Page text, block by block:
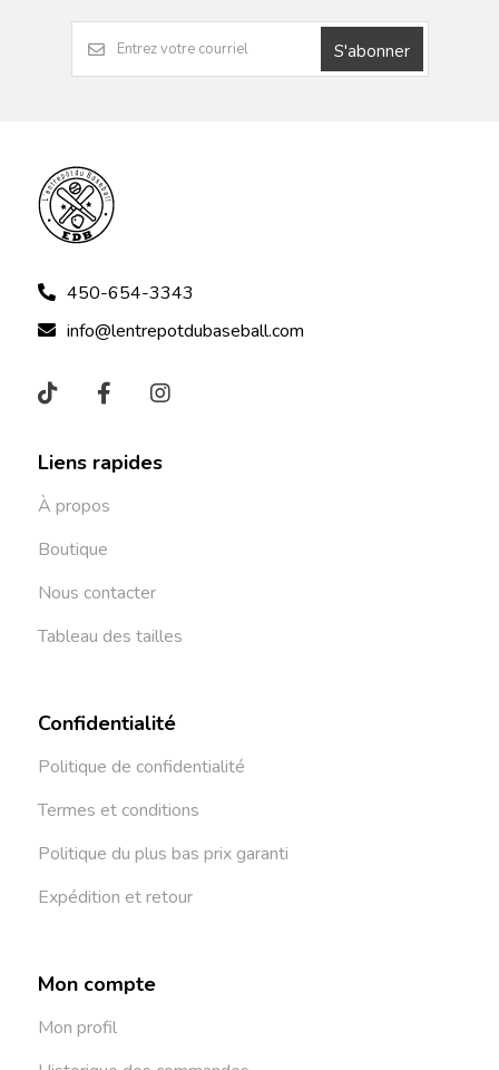
S'abonner
450-654-3343
info@lentrepotdubaseball.com
Liens rapides
À propos
Boutique
Nous contacter
Tableau des tailles
Confidentialité
Politique de confidentialité
Termes et conditions
Politique du plus bas prix garanti
Expédition et retour
Mon compte
Mon profil